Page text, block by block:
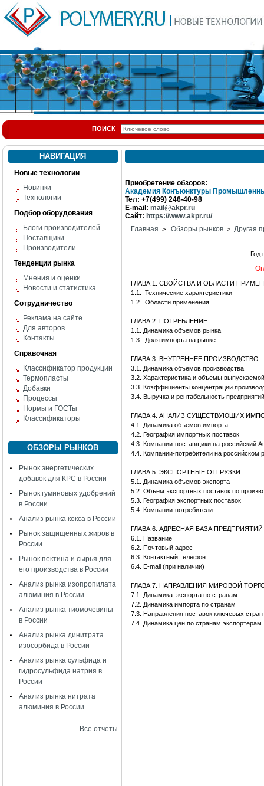
ПОИСК
НАВИГАЦИЯ
Новые технологии
Новинки
Технологии
Подбор оборудования
Блоги производителей
Поставщики
Производители
Тенденции рынка
Мнения и оценки
Новости и статистика
Сотрудничество
Реклама на сайте
Для авторов
Контакты
Справочная
Классификатор продукции
Термопласты
Добавки
Процессы
Нормы и ГОСТы
Классификаторы
ОБЗОРЫ РЫНКОВ
Рынок энергетических
добавок для КРС в России
Рынок гуминовых удобрений
в России
Анализ рынка кокса в России
Рынок защищенных жиров в
России
Рынок пектина и сырья для
его производства в России
Анализ рынка изопропилата
алюминия в России
Анализ рынка тиомочевины
в России
Анализ рынка динитрата
изосорбида в России
Анализ рынка сульфида и
гидросульфида натрия в
России
Анализ рынка нитрата
алюминия в России
Все отчеты
Приобретение обзоров:
Академия Конъюнктуры
Тел: +7(499) 246-40-98
E-mail: mail@akpr.ru
Сайт: https://www.akpr.ru/
Главная > Обзоры рынков > Другая
Год
ГЛАВА 1. СВОЙСТВА И ОБЛАСТИ
1.1.
Технические характеристики
1.2.
Области применения
ГЛАВА 2. ПОТРЕБЛЕНИЕ
1.1. Динамика объемов рынка
1.3.
Доля импорта на рынке
ГЛАВА 3. ВНУТРЕННЕЕ ПРОИЗВОДСТВО
3.1. Динамика объемов производства
3.2. Характеристика и объемы
3.3. Коэффициенты концентрации
3.4. Выручка и рентабельность
ГЛАВА 4. АНАЛИЗ СУЩЕСТВУЮЩИХ
4.1. Динамика объемов импорта
4.2. География импортных поставок
4.3. Компании-поставщики на российский
4.4. Компании-потребители на российском
ГЛАВА 5. ЭКСПОРТНЫЕ ОТГРУЗКИ
5.1. Динамика объемов экспорта
5.2. Объем экспортных поставок по
5.3. География экспортных поставок
5.4. Компании-потребители
ГЛАВА 6. АДРЕСНАЯ БАЗА
6.1. Название
6.2. Почтовый адрес
6.3. Контактный телефон
6.4. E-mail (при наличии)
ГЛАВА 7. НАПРАВЛЕНИЯ МИРОВОЙ
7.1. Динамика экспорта по странам
7.2. Динамика импорта по странам
7.3. Направления поставок ключевых
7.4. Динамика цен по странам экспортерам